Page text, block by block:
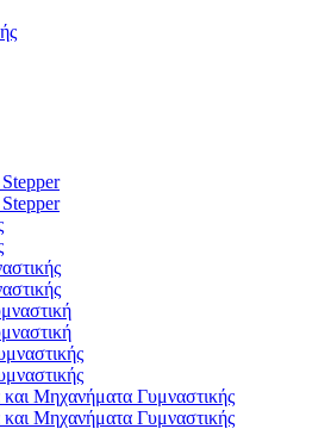
Μηχανήματα Γυμναστικής
Μηχανήματα Γυμναστικής